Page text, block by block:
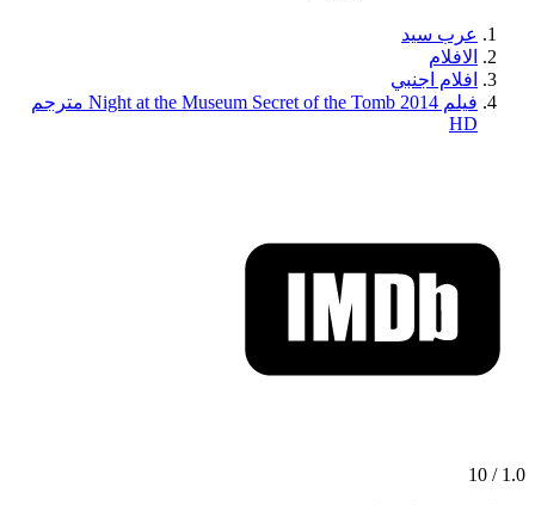
عرب سيد
الافلام
افلام اجنبي
فيلم Night at the Museum Secret of the Tomb 2014 مترجم
HD
1.0 / 10